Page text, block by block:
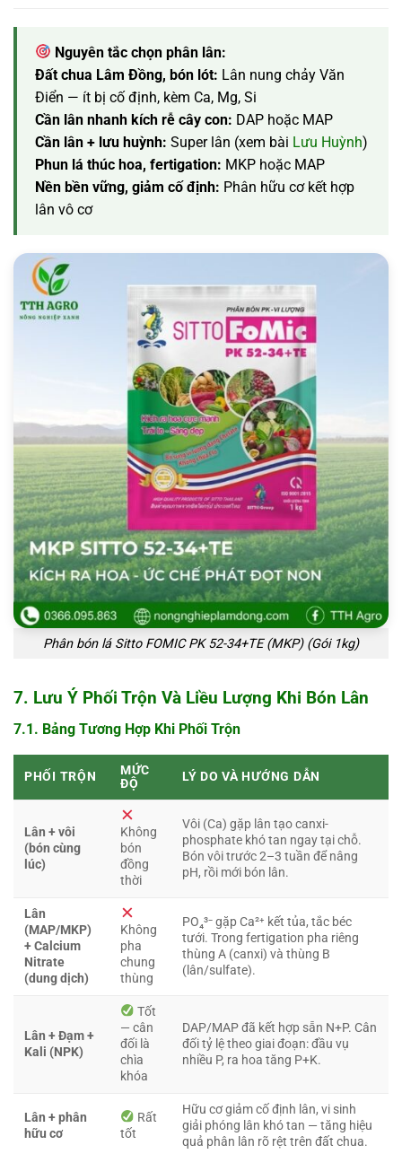
Nguyên tắc chọn phân lân:
Đất chua Lâm Đồng, bón lót: Lân nung chảy Văn
Điển — ít bị cố định, kèm Ca, Mg, Si
Cần lân nhanh kích rễ cây con: DAP hoặc MAP
Cần lân + lưu huỳnh: Super lân (xem bài Lưu Huỳnh)
Phun lá thúc hoa, fertigation: MKP hoặc MAP
Nền bền vững, giảm cố định: Phân hữu cơ kết hợp
lân vô cơ
Phân bón lá Sitto FOMIC PK 52-34+TE (MKP) (Gói 1kg)
7. Lưu Ý Phối Trộn Và Liều Lượng Khi Bón Lân
7.1. Bảng Tương Hợp Khi Phối Trộn
PHỐI TRỘN
MỨC
ĐỘ
LÝ DO VÀ HƯỚNG DẪN
Lân + vôi
(bón cùng
lúc)
Không
bón
đồng
thời
Vôi (Ca) gặp lân tạo canxi-
phosphate khó tan ngay tại chỗ.
Bón vôi trước 2–3 tuần để nâng
pH, rồi mới bón lân.
Lân
(MAP/MKP)
+ Calcium
Nitrate
(dung dịch)
Không
pha
chung
thùng
PO₄³⁻ gặp Ca²⁺ kết tủa, tắc béc
tưới. Trong fertigation pha riêng
thùng A (canxi) và thùng B
(lân/sulfate).
Lân + Đạm +
Kali (NPK)
Tốt
— cân
đối là
chìa
khóa
DAP/MAP đã kết hợp sẵn N+P. Cân
đối tỷ lệ theo giai đoạn: đầu vụ
nhiều P, ra hoa tăng P+K.
Lân + phân
hữu cơ
Rất
tốt
Hữu cơ giảm cố định lân, vi sinh
giải phóng lân khó tan — tăng hiệu
quả phân lân rõ rệt trên đất chua.